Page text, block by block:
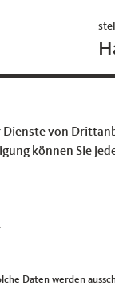
von
können Sie
Daten werden